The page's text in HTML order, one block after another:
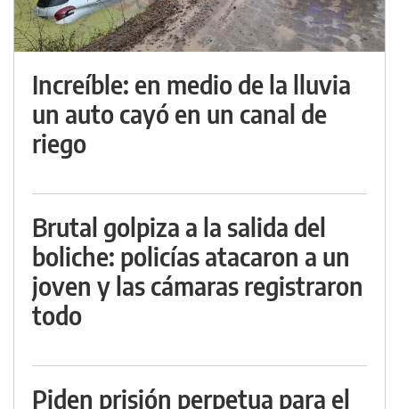
Increíble: en medio de la lluvia
un auto cayó en un canal de
riego
Brutal golpiza a la salida del
boliche: policías atacaron a un
joven y las cámaras registraron
todo
Piden prisión perpetua para el